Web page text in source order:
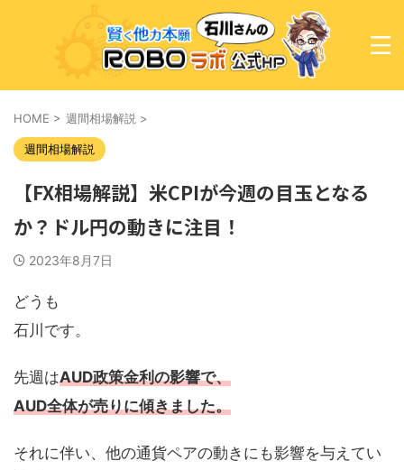
HOME > 週間相場解説 >
週間相場解説
【FX相場解説】米CPIが今週の目玉となる
か？ドル円の動きに注目！
2023年8月7日
どうも
石川です。
先週はAUD政策金利の影響で、
AUD全体が売りに傾きました。
それに伴い、他の通貨ペアの動きにも影響を与えてい